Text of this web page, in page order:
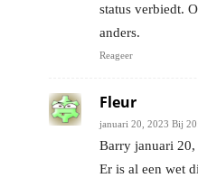
status verbiedt.
anders.
Reageer
Fleur
januari 20, 2023 Bij
Barry januari
Er is al een wet